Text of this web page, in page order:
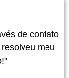
de contato
meu